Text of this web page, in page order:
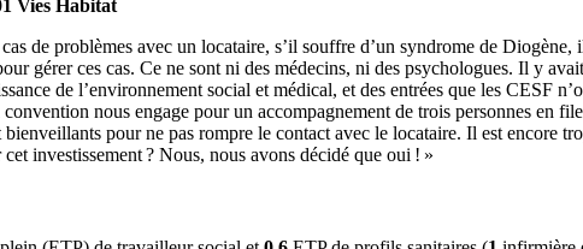
Vies Habitat
de problèmes avec un locataire, s’il souffre d’un syndrome de
gérer ces cas. Ce ne sont ni des médecins, ni des psychologues. Il y
de l’environnement social et médical, et des entrées que les CESF
nous engage pour un accompagnement de trois personnes en
pour ne pas rompre le contact avec le locataire. Il est encore
investissement ? Nous, nous avons décidé que oui ! »